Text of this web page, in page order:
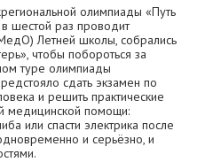
олимпиады «Путь
шестой раз проводит
Летней школы, собрались
чтобы побороться за
туре олимпиады
сдать экзамен по
и решить практические
медицинской помощи:
или спасти электрика после
и серьёзно, и